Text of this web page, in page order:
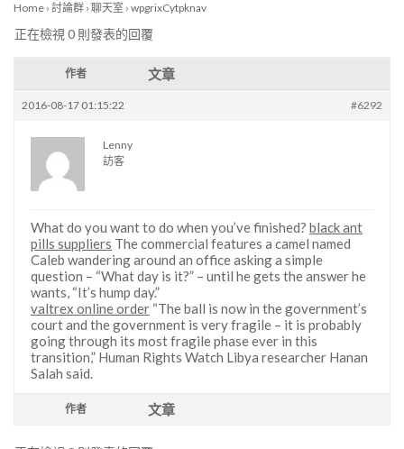
Home › 討論群 › 聊天室 › wpgrixCytpknav
正在檢視 0 則發表的回覆
作者 文章
2016-08-17 01:15:22 #6292
Lenny
訪客
What do you want to do when you’ve finished? black ant
pills suppliers The commercial features a camel named
Caleb wandering around an office asking a simple
question – “What day is it?” – until he gets the answer he
wants, “It’s hump day.”
valtrex online order “The ball is now in the government’s
court and the government is very fragile – it is probably
going through its most fragile phase ever in this
transition,” Human Rights Watch Libya researcher Hanan
Salah said.
作者 文章